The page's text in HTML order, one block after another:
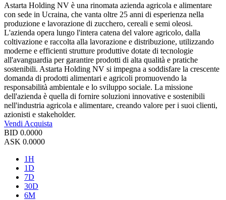
Astarta Holding NV è una rinomata azienda agricola e alimentare
con sede in Ucraina, che vanta oltre 25 anni di esperienza nella
produzione e lavorazione di zucchero, cereali e semi oleosi.
L'azienda opera lungo l'intera catena del valore agricolo, dalla
coltivazione e raccolta alla lavorazione e distribuzione, utilizzando
moderne e efficienti strutture produttive dotate di tecnologie
all'avanguardia per garantire prodotti di alta qualità e pratiche
sostenibili. Astarta Holding NV si impegna a soddisfare la crescente
domanda di prodotti alimentari e agricoli promuovendo la
responsabilità ambientale e lo sviluppo sociale. La missione
dell'azienda è quella di fornire soluzioni innovative e sostenibili
nell'industria agricola e alimentare, creando valore per i suoi clienti,
azionisti e stakeholder.
Vendi Acquista
BID 0.0000
ASK 0.0000
1H
1D
7D
30D
6M